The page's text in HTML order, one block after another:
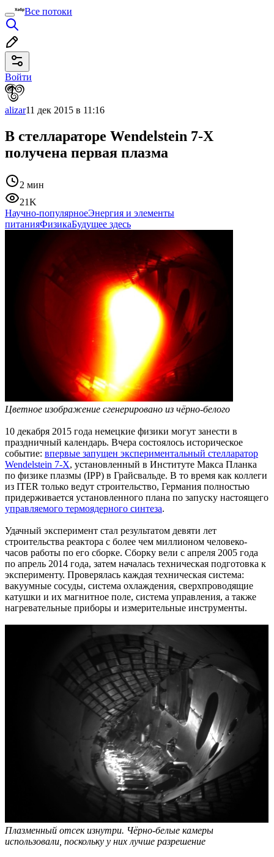
Все потоки
Войти
alizar11 дек 2015 в 11:16
В стеллараторе Wendelstein 7-X
получена первая плазма
2 мин
21K
Научно-популярноеЭнергия и элементы
питанияФизикаБудущее здесь
Цветное изображение сгенерировано из чёрно-белого
10 декабря 2015 года немецкие физики могут занести в
праздничный календарь. Вчера состоялось историческое
событие: впервые запущен экспериментальный стелларатор
Wendelstein 7-X, установленный в Институте Макса Планка
по физике плазмы (IPP) в Грайсвальде. В то время как коллеги
из ITER только ведут строительство, Германия полностью
придерживается установленного плана по запуску настоящего
управляемого термоядерного синтеза.
Удачный эксперимент стал результатом девяти лет
строительства реактора с более чем миллионом человеко-
часов работы по его сборке. Сборку вели с апреля 2005 года
по апрель 2014 года, затем началась техническая подготовка к
эксперименту. Проверялась каждая техническая система:
вакуумные сосуды, система охлаждения, сверхпроводящие
катушки и их магнитное поле, система управления, а также
нагревательные приборы и измерительные инструменты.
Плазменный отсек изнутри. Чёрно-белые камеры
использовали, поскольку у них лучше разрешение